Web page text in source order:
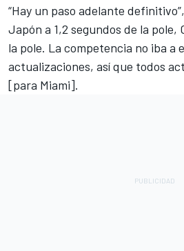
“Hay un paso adelante
Japón a 1,2 segundos de la pole,
la pole. La competencia no iba a
actualizaciones, así que todos
[para Miami].